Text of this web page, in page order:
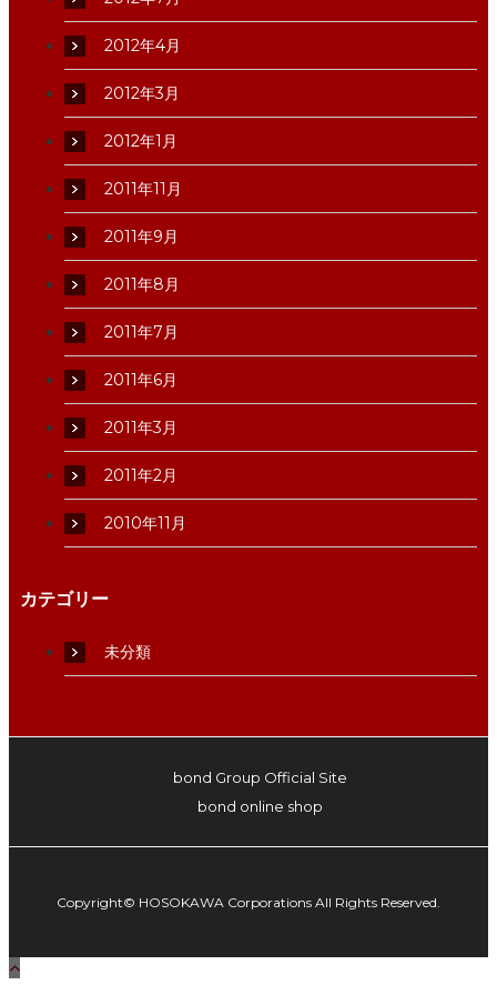
2012年4月
2012年3月
2012年1月
2011年11月
2011年9月
2011年8月
2011年7月
2011年6月
2011年3月
2011年2月
2010年11月
カテゴリー
未分類
bond Group Official Site
bond online shop
Copyright© HOSOKAWA Corporations All Rights Reserved.